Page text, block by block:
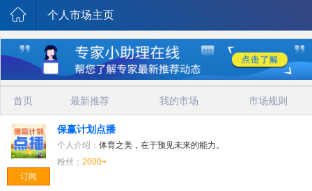
个人市场主页
首页 最新推荐 我的市场 市场规则
订阅
保赢计划点播
个人介绍： 体育之美，在于预见未来的能力。
粉丝： 2000+